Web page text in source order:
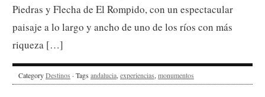
Piedras y Flecha de El Rompido, con un espectacular
paisaje a lo largo y ancho de uno de los ríos con más
riqueza […]
CategoryDestinos · Tags andalucia,experiencias,monumentos